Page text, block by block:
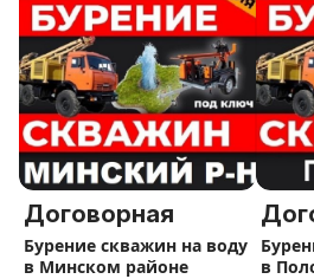
tiktok.com/@stroy.dom5
youtube.com/@stroy.dom5/
instagram.com/stroy.dom5
Обращайтесь, 100% будете
Договорная
Бурение скважин на воду
в Минском районе
в